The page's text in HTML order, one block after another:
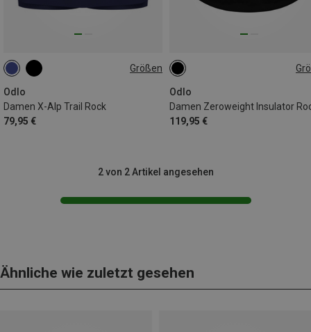
Größen
Odlo
Damen X-Alp Trail Rock
79,95 €
XS S
Odlo
Damen Zeroweight Insulator
119,95 €
XS
2 von 2 Artikel angesehen
Ähnliche wie zuletzt gesehen